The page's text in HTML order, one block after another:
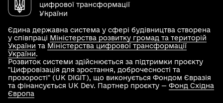
цифрової трансформації
України
Єдина державна система у сфері будівництва створена
у співпраці Міністерства розвитку громад та територій
України та Міністерства цифрової трансформації
України.
Розвиток системи здійснюється за підтримки проєкту
"Цифровізація для зростання, доброчесності та
прозорості" (UK DIGIT), що виконується Фондом Євразія
та фінансується UK Dev. Партнер проєкту — Фонд Східна
Європа